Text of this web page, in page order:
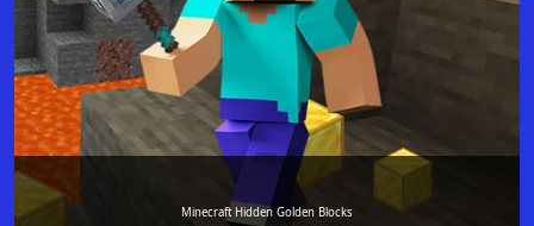
Minecraft Hidden Golden Blocks